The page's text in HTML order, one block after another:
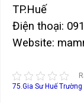
TP.Huế
Điện thoại:
Website:
75.Gia Sư Huế Trường